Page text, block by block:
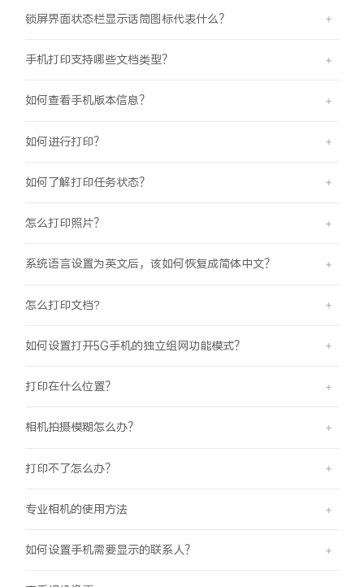
锁屏界面状态栏显示话筒图标代表什么？
手机打印支持哪些文档类型？
如何查看手机版本信息？
如何进行打印？
如何了解打印任务状态？
怎么打印照片？
系统语言设置为英文后，该如何恢复成简体中文？
怎么打印文档?
如何设置打开5G手机的独立组网功能模式？
打印在什么位置？
相机拍摄模糊怎么办？
打印不了怎么办？
专业相机的使用方法
如何设置手机需要显示的联系人？